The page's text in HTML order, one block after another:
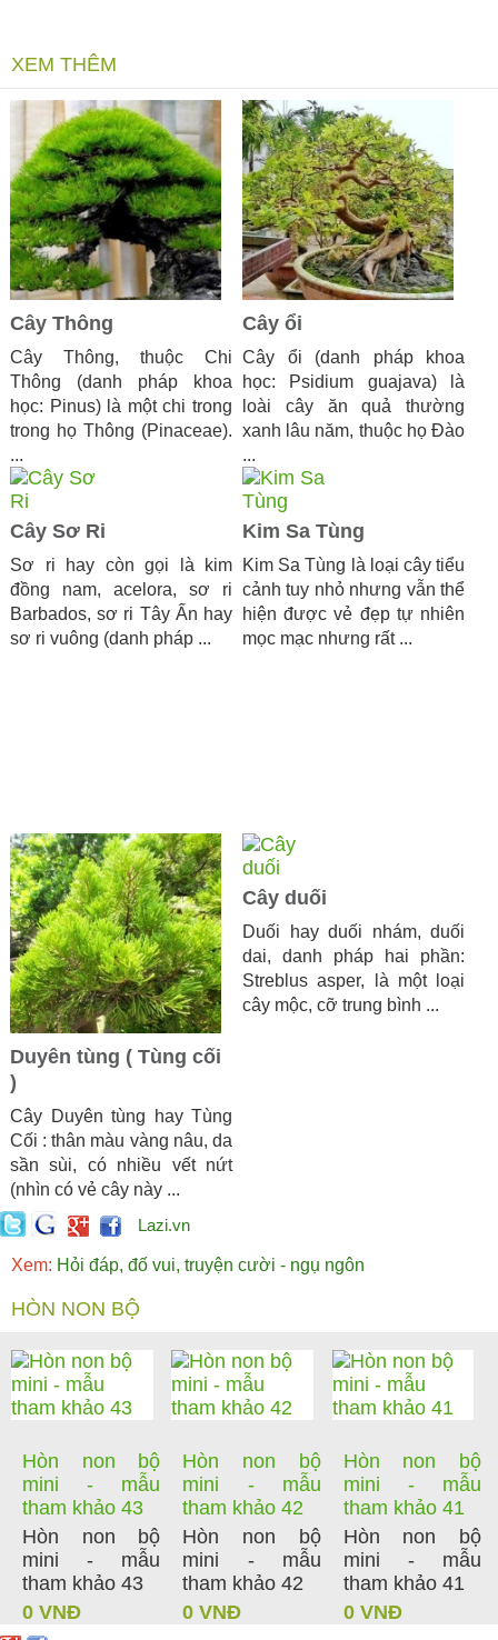
XEM THÊM
Cây Thông
Cây Thông, thuộc Chi
Thông (danh pháp khoa
học: Pinus) là một chi trong
trong họ Thông (Pinaceae).
...
Cây ổi
Cây ổi (danh pháp khoa
học: Psidium guajava) là
loài cây ăn quả thường
xanh lâu năm, thuộc họ Đào
...
Cây Sơ Ri
Sơ ri hay còn gọi là kim
đồng nam, acelora, sơ ri
Barbados, sơ ri Tây Ấn hay
sơ ri vuông (danh pháp ...
Kim Sa Tùng
Kim Sa Tùng là loại cây tiểu
cảnh tuy nhỏ nhưng vẫn thể
hiện được vẻ đẹp tự nhiên
mọc mạc nhưng rất ...
Duyên tùng ( Tùng cối
)
Cây Duyên tùng hay Tùng
Cối : thân màu vàng nâu, da
sần sùi, có nhiều vết nứt
(nhìn có vẻ cây này ...
Cây duối
Duối hay duối nhám, duối
dai, danh pháp hai phần:
Streblus asper, là một loại
cây mộc, cỡ trung bình ...
Lazi.vn
Xem: Hỏi đáp, đố vui, truyện cười - ngụ ngôn
HÒN NON BỘ
Hòn non bộ
mini - mẫu
tham khảo 43
Hòn non bộ
mini - mẫu
tham khảo 43
0 VNĐ
Hòn non bộ
mini - mẫu
tham khảo 42
Hòn non bộ
mini - mẫu
tham khảo 42
0 VNĐ
Hòn non bộ
mini - mẫu
tham khảo 41
Hòn non bộ
mini - mẫu
tham khảo 41
0 VNĐ